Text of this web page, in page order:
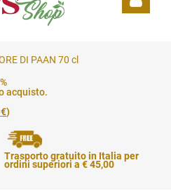
DI PAAN 70 cl
acquisto.
)
Trasporto gratuito in Italia per
ordini superiori a € 45,00